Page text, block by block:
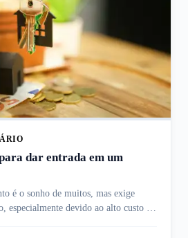
dar entrada em um
é o sonho de muitos, mas exige
especialmente devido ao alto custo da